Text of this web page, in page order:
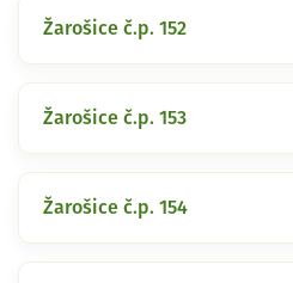
Žarošice č.p. 152
Žarošice č.p. 153
Žarošice č.p. 154